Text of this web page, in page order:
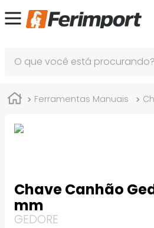
Ferramentas Manuais
Chave Canhão
mm
GEDORE